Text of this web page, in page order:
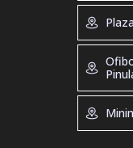
Horario
19:00,
Majadas
Tel:
Horario
de
Tel:
Horario
9:00 –
Tel: